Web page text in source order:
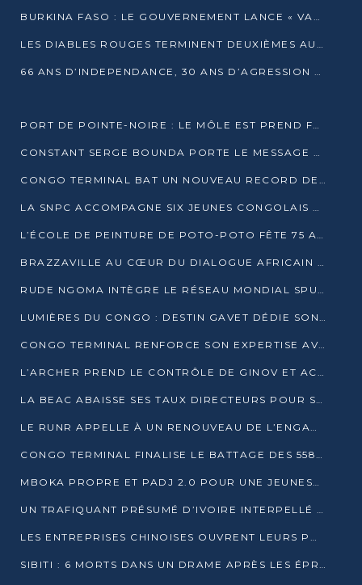
BURKINA FASO : LE GOUVERNEMENT LANCE « VACANCES UTILES 2026 » POUR FORMER LES ÉLÈVES À 15 MÉTIERS
LES DIABLES ROUGES TERMINENT DEUXIÈMES AU CHAMPIONNAT D’AFRIQUE ZONE 3
66 ANS D’INDEPENDANCE, 30 ANS D’AGRESSION RWAN DAISE : 4 PRESIDENCES, UN ECHEC COLLECTIF
PORT DE POINTE-NOIRE : LE MÔLE EST PREND FORME ET VISE LES GÉANTS DES MERS
CONSTANT SERGE BOUNDA PORTE LE MESSAGE DE COMPASSION DE DENIS SASSOU NGUESSO EN IRAN
CONGO TERMINAL BAT UN NOUVEAU RECORD DE PRODUCTIVITÉ AU PORT DE POINTE-NOIRE
LA SNPC ACCOMPAGNE SIX JEUNES CONGOLAIS AUX OLYMPIADES PANAFRICAINES DE MATHÉMATIQUES
L’ÉCOLE DE PEINTURE DE POTO-POTO FÊTE 75 ANS AU SERVICE DE L’ART CONGOLAIS
BRAZZAVILLE AU CŒUR DU DIALOGUE AFRICAIN SUR LES OBJECTIFS DE DÉVELOPPEMENT DURABLE
RUDE NGOMA INTÈGRE LE RÉSEAU MONDIAL SPUTNIK PRO APRÈS UNE FORMATION À MOSCOU
LUMIÈRES DU CONGO : DESTIN GAVET DÉDIE SON PRIX À L’UNITÉ NATIONALE ET À LA JEUNESSE
CONGO TERMINAL RENFORCE SON EXPERTISE AVEC NEUF NOUVEAUX FORMATEURS EN ENGINS PORTUAIRES
L’ARCHER PREND LE CONTRÔLE DE GINOV ET ACCÉLÈRE SON VIRAGE NUMÉRIQUE
LA BEAC ABAISSE SES TAUX DIRECTEURS POUR SOUTENIR LA CROISSANCE EN ZONE CEMAC
LE RUNR APPELLE À UN RENOUVEAU DE L’ENGAGEMENT MILITANT
CONGO TERMINAL FINALISE LE BATTAGE DES 558 PIEUX DU FUTUR QUAI DU MÔLE EST
MBOKA PROPRE ET PADJ 2.0 POUR UNE JEUNESSE PLUS AUTONOME
UN TRAFIQUANT PRÉSUMÉ D’IVOIRE INTERPELLÉ À DOLISIE
LES ENTREPRISES CHINOISES OUVRENT LEURS PORTES AUX JEUNES DIPLÔMÉS
SIBITI : 6 MORTS DANS UN DRAME APRÈS LES ÉPREUVES DU BEPC